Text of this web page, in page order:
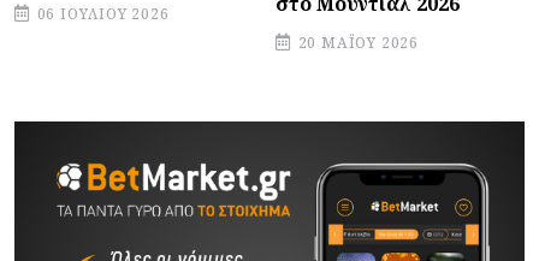
06 ΙΟΥΛΊΟΥ 2026
20 ΜΑΪ́ΟΥ 2026